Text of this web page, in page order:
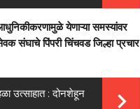
येणाऱ्या समस्यांवर
संघाचे पिंपरी चिंचवड जिल्हा प्रचार
उत्साहात : दोनशेहून